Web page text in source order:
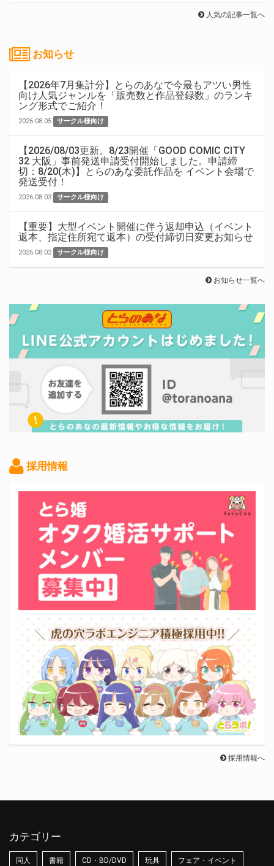
人気の記事一覧へ
お知らせ
【2026年7月集計分】とらのあなで今最もアツい男性
向け人気ジャンルを「販売数と作品登録数」のランキ
ング形式でご紹介！
2026.08.05 サークル様向け
【2026/08/03更新。8/23開催「GOOD COMIC CITY
32 大阪」事前発送申請受付開始しました。申請締
切：8/20(木)】とらのあな委託作品を イベント会場で
発送受付！
2026.08.03 サークル様向け
【重要】大型イベント開催に伴う返却申込（イベント
返本、指定住所宛て返本）の受付締切日変更お知らせ
2026.08.02 サークル様向け
お知らせ一覧へ
採用情報
採用情報へ
カテゴリー
同人 書籍 CD・BD/DVD 玩具 フェア・イベント